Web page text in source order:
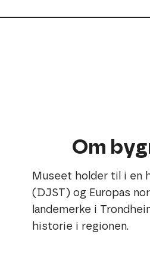
Om
Museet holder til i en
(DJST) og Europas
landemerke i
historie i regionen.